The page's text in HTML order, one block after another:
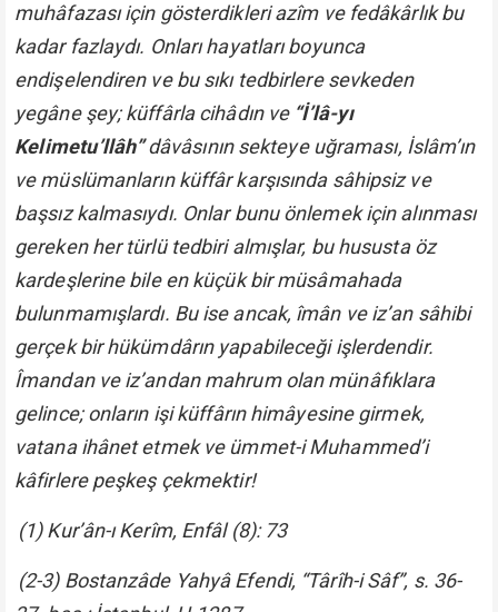
muhâfazası için gösterdikleri azîm ve fedâkârlık bu
kadar fazlaydı. Onları hayatları boyunca
endişelendiren ve bu sıkı tedbirlere sevkeden
yegâne şey; küffârla cihâdın ve “İ’lâ-yı
Kelimetu’llâh”dâvâsının sekteye uğraması, İslâm’ın
ve müslümanların küffâr karşısında sâhipsiz ve
başsız kalmasıydı. Onlar bunu önlemek için alınması
gereken her türlü tedbiri almışlar, bu hususta öz
kardeşlerine bile en küçük bir müsâmahada
bulunmamışlardı. Bu ise ancak, îmân ve iz’an sâhibi
gerçek bir hükümdârın yapabileceği işlerdendir.
Îmandan ve iz’andan mahrum olan münâfıklara
gelince; onların işi küffârın himâyesine girmek,
vatana ihânet etmek ve ümmet-i Muhammed’i
kâfirlere peşkeş çekmektir!
(1) Kur’ân-ı Kerîm, Enfâl (8): 73
(2-3) Bostanzâde Yahyâ Efendi, “Târîh-i Sâf”, s. 36-